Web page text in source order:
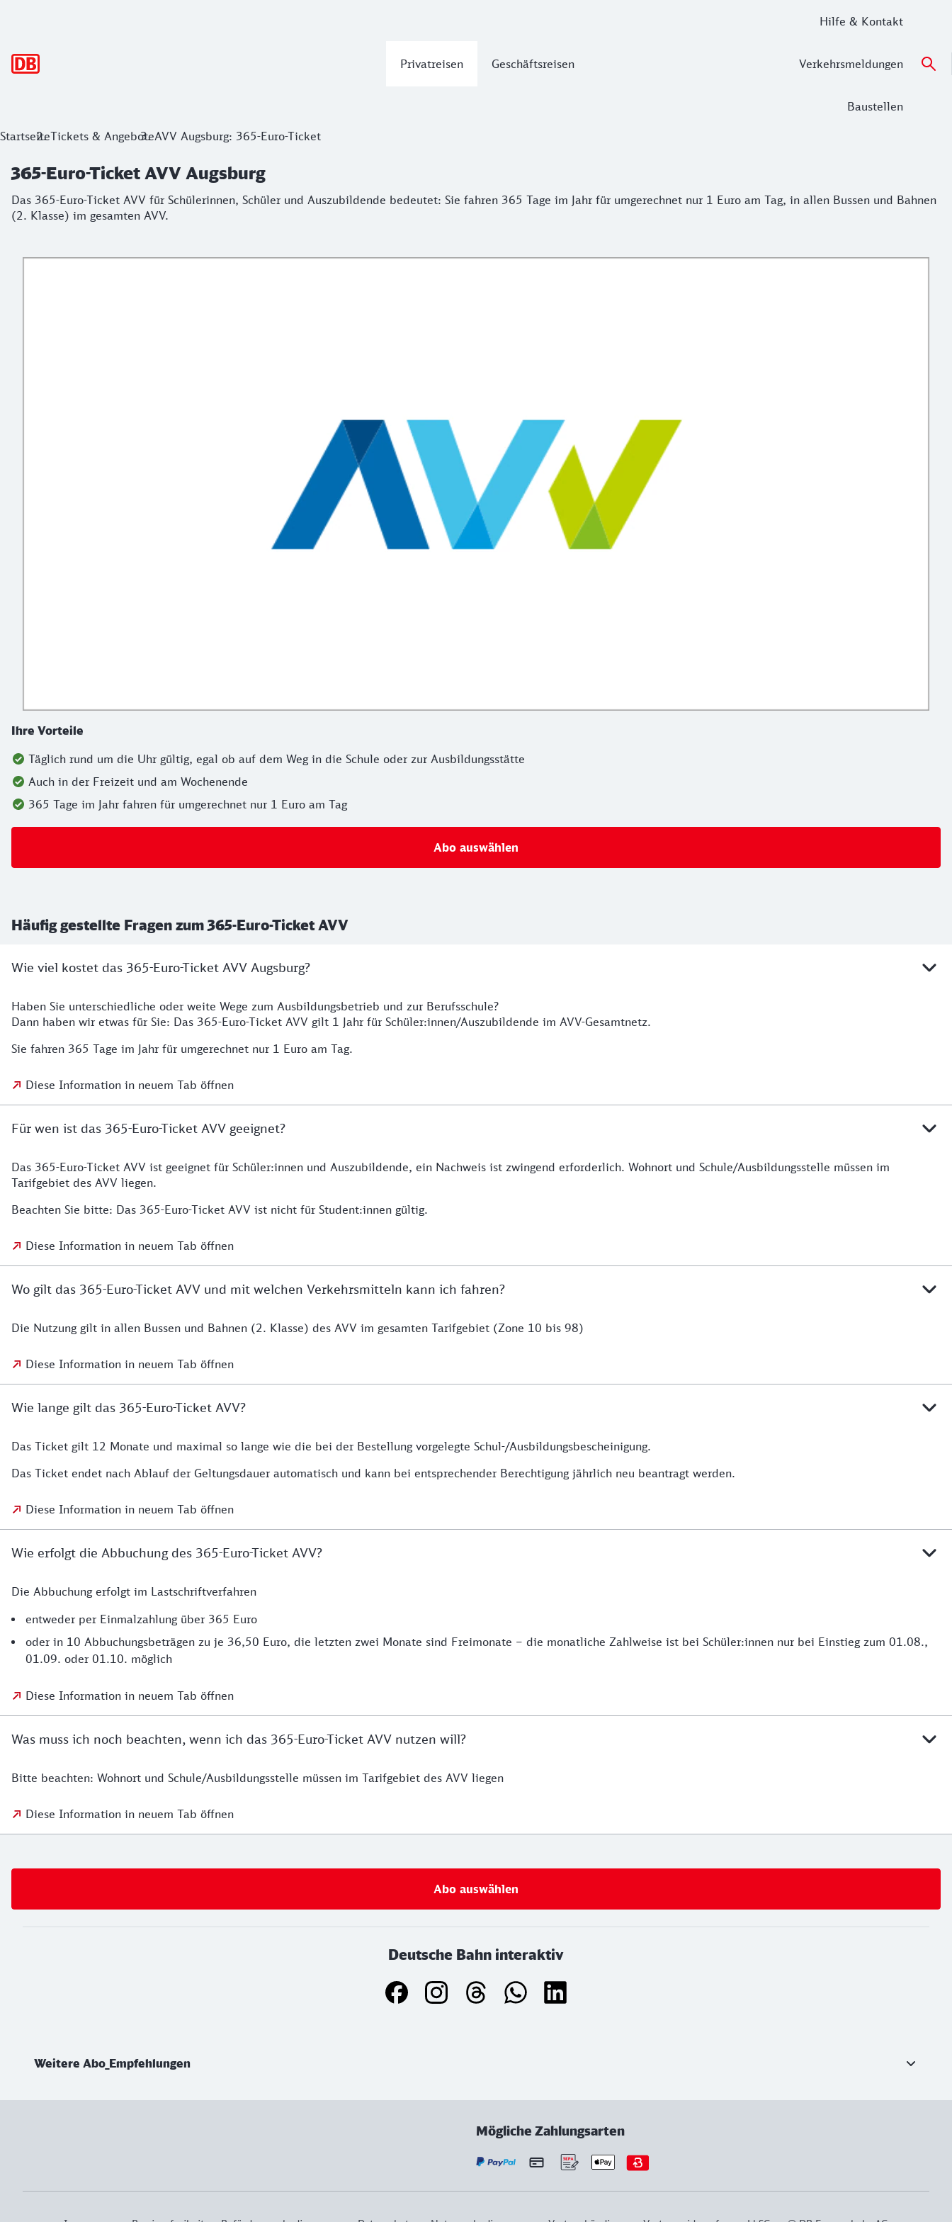
Privatreisen Geschäftsreisen
Hilfe & Kontakt
Verkehrsmeldungen
Baustellen
365-Euro-Ticket AVV Augsburg
StartseiteTickets & AngeboteAVV Augsburg: 365-Euro-Ticket
365-Euro-Ticket AVV Augsburg
Das 365-Euro-Ticket AVV für Schülerinnen, Schüler und Auszubildende bedeutet: Sie fahren 365 Tage im Jahr für umgerechnet nur 1 Euro am Tag, in allen Bussen und Bahnen
(2. Klasse) im gesamten AVV.
Ihre Vorteile
Täglich rund um die Uhr gültig, egal ob auf dem Weg in die Schule oder zur Ausbildungsstätte
Auch in der Freizeit und am Wochenende
365 Tage im Jahr fahren für umgerechnet nur 1 Euro am Tag
Abo auswählen
Häufig gestellte Fragen zum 365-Euro-Ticket AVV
Wie viel kostet das 365-Euro-Ticket AVV Augsburg?
Haben Sie unterschiedliche oder weite Wege zum Ausbildungsbetrieb und zur Berufsschule?
Dann haben wir etwas für Sie: Das 365-Euro-Ticket AVV gilt 1 Jahr für Schüler:innen/Auszubildende im AVV-Gesamtnetz.
Sie fahren 365 Tage im Jahr für umgerechnet nur 1 Euro am Tag.
Diese Information in neuem Tab öffnen
Für wen ist das 365-Euro-Ticket AVV geeignet?
Das 365-Euro-Ticket AVV ist geeignet für Schüler:innen und Auszubildende, ein Nachweis ist zwingend erforderlich. Wohnort und Schule/Ausbildungsstelle müssen im
Tarifgebiet des AVV liegen.
Beachten Sie bitte: Das 365-Euro-Ticket AVV ist nicht für Student:innen gültig.
Diese Information in neuem Tab öffnen
Wo gilt das 365-Euro-Ticket AVV und mit welchen Verkehrsmitteln kann ich fahren?
Die Nutzung gilt in allen Bussen und Bahnen (2. Klasse) des AVV im gesamten Tarifgebiet (Zone 10 bis 98)
Diese Information in neuem Tab öffnen
Wie lange gilt das 365-Euro-Ticket AVV?
Das Ticket gilt 12 Monate und maximal so lange wie die bei der Bestellung vorgelegte Schul-/Ausbildungsbescheinigung.
Das Ticket endet nach Ablauf der Geltungsdauer automatisch und kann bei entsprechender Berechtigung jährlich neu beantragt werden.
Diese Information in neuem Tab öffnen
Wie erfolgt die Abbuchung des 365-Euro-Ticket AVV?
Die Abbuchung erfolgt im Lastschriftverfahren
entweder per Einmalzahlung über 365 Euro
oder in 10 Abbuchungsbeträgen zu je 36,50 Euro, die letzten zwei Monate sind Freimonate – die monatliche Zahlweise ist bei Schüler:innen nur bei Einstieg zum 01.08.,
01.09. oder 01.10. möglich
Diese Information in neuem Tab öffnen
Was muss ich noch beachten, wenn ich das 365-Euro-Ticket AVV nutzen will?
Bitte beachten: Wohnort und Schule/Ausbildungsstelle müssen im Tarifgebiet des AVV liegen
Diese Information in neuem Tab öffnen
Abo auswählen
Deutsche Bahn interaktiv
Weitere Abo_Empfehlungen
Mögliche Zahlungsarten